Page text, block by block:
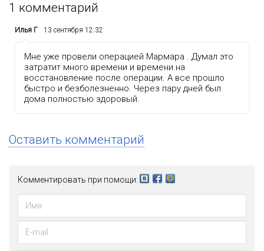
1 комментарий
Илья Г 13 сентября 12:32
Мне уже провели операцией Мармара . Думал это
затратит много времени и времени на
восстановление после операции. А все прошло
быстро и безболезненно. Через пару дней был
дома полностью здоровый.
Оставить комментарий
Комментировать при помощи: